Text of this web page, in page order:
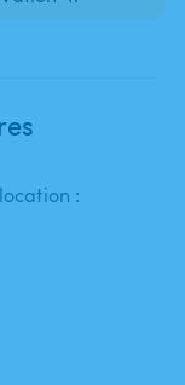
: